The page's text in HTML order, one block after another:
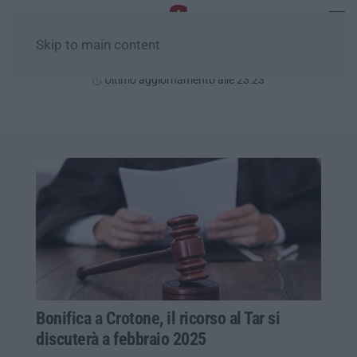
Skip to main content
Ultimo aggiornamento alle 23:23
Bonifica a Crotone, il ricorso al Tar si
discuterà a febbraio 2025